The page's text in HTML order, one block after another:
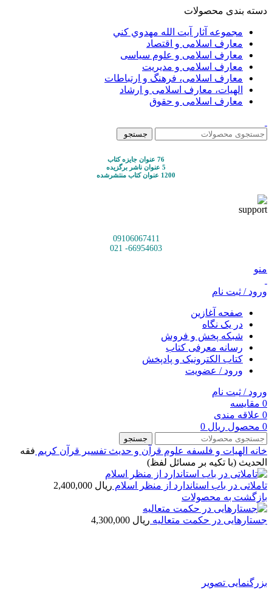
دسته بندی محصولات
مجموعه آثار آيت الله مهدوي كني
معارف اسلامی و اقتصاد
معارف اسلامی و علوم سیاسی
معارف اسلامی و مدیریت
معارف اسلامی، فرهنگ و ارتباطات
الهیات، معارف اسلامی و ارشاد
معارف اسلامی و حقوق
جستجو
76 عنوان جایزه کتاب
5 عنوان ناشر برگزیده
1200 عنوان کتاب منتشرشده
09106067411
66954603- 021
منو
ورود / ثبت نام
صفحه آغازین
در یک نگاه
شبکه پخش و فروش
رسانه معرفی کتاب
کتاب الکترونیک و پادپخش
ورود / عضویت
ورود / ثبت نام
0 مقایسه
0 علاقه مندی
0 محصول ریال
جستجو
خانه الهیات و فلسفه علوم قرآن و حدیث تفسیر قرآن کریم فقه
الحدیث (با تکیه بر مسائل لفظ)
تاملاتی در باب استاندارد از منظر اسلام ریال
بازگشت به محصولات
جستارهایی در حکمت متعالیه ریال
بزرگنمایی تصویر